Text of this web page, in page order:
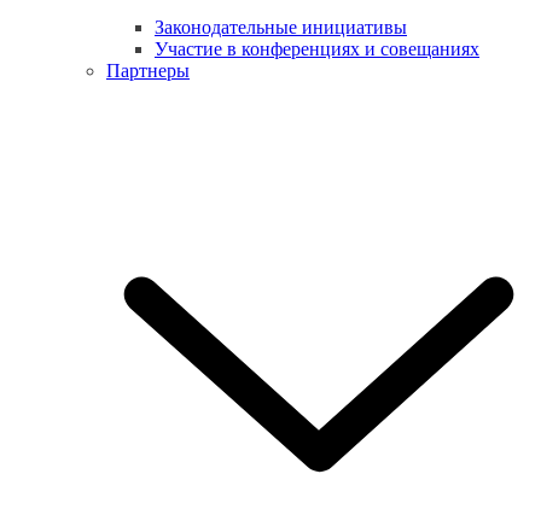
Законодательные инициативы
Участие в конференциях и совещаниях
Партнеры